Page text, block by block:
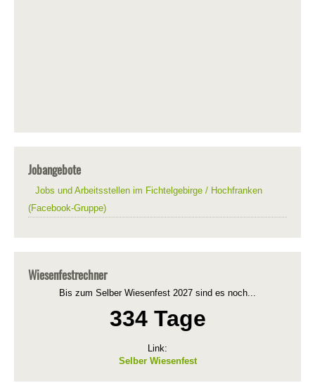
Jobangebote
Jobs und Arbeitsstellen im Fichtelgebirge / Hochfranken
(Facebook-Gruppe)
Wiesenfestrechner
Bis zum Selber Wiesenfest 2027 sind es noch...
334 Tage
Link:
Selber Wiesenfest